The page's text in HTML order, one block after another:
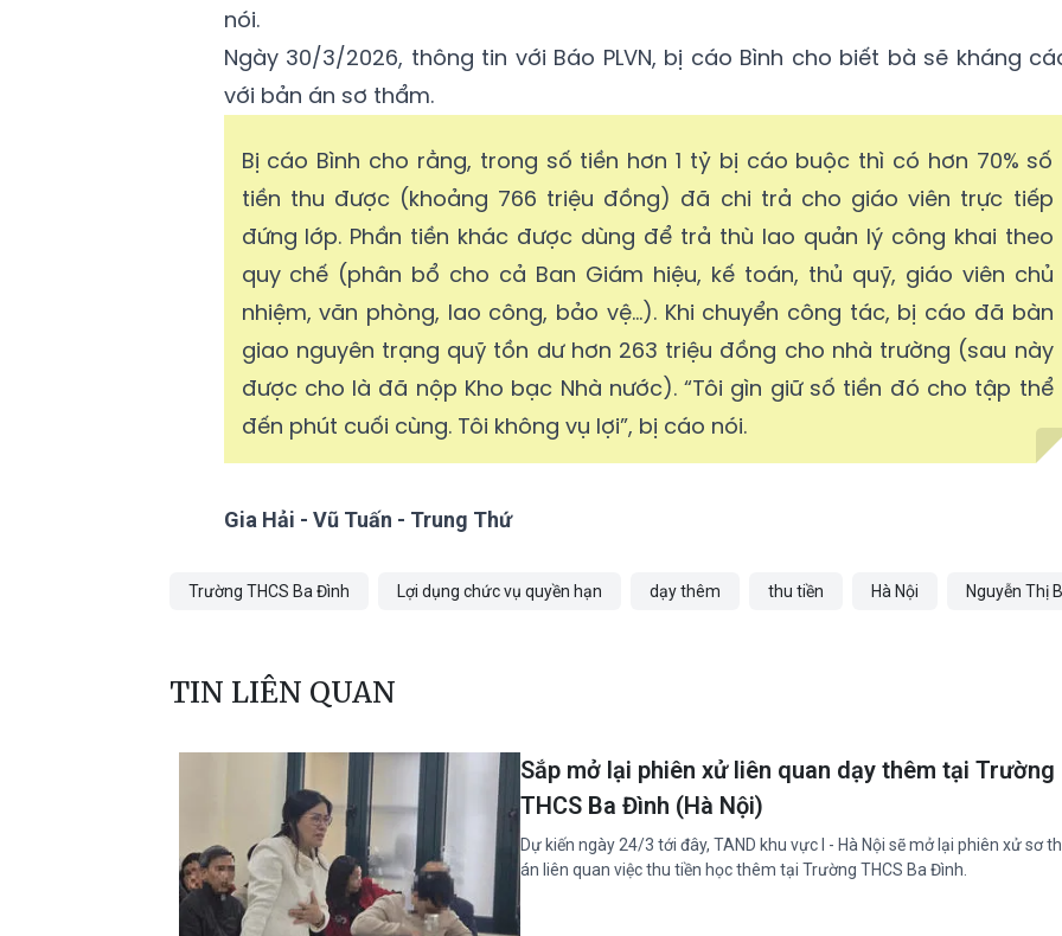
nói.
Ngày 30/3/2026, thông tin với Báo PLVN, bị cáo Bình cho biết bà sẽ kháng
với bản án sơ thẩm.
Bị cáo Bình cho rằng, trong số tiền hơn 1 tỷ bị cáo buộc thì có hơn 70% số
tiền thu được (khoảng 766 triệu đồng) đã chi trả cho giáo viên trực tiếp
đứng lớp. Phần tiền khác được dùng để trả thù lao quản lý công khai theo
quy chế (phân bổ cho cả Ban Giám hiệu, kế toán, thủ quỹ, giáo viên chủ
nhiệm, văn phòng, lao công, bảo vệ...). Khi chuyển công tác, bị cáo đã bàn
giao nguyên trạng quỹ tồn dư hơn 263 triệu đồng cho nhà trường (sau này
được cho là đã nộp Kho bạc Nhà nước). “Tôi gìn giữ số tiền đó cho tập thể
đến phút cuối cùng. Tôi không vụ lợi”, bị cáo nói.
Gia Hải - Vũ Tuấn - Trung Thứ
Trường THCS Ba Đình Lợi dụng chức vụ quyền hạn dạy thêm thu tiền Hà Nội Nguyễn Thị
TIN LIÊN QUAN
Sắp mở lại phiên xử liên quan dạy thêm tại Trường
THCS Ba Đình (Hà Nội)
Dự kiến ngày 24/3 tới đây, TAND khu vực I - Hà Nội sẽ mở lại phiên xử sơ
án liên quan việc thu tiền học thêm tại Trường THCS Ba Đình.